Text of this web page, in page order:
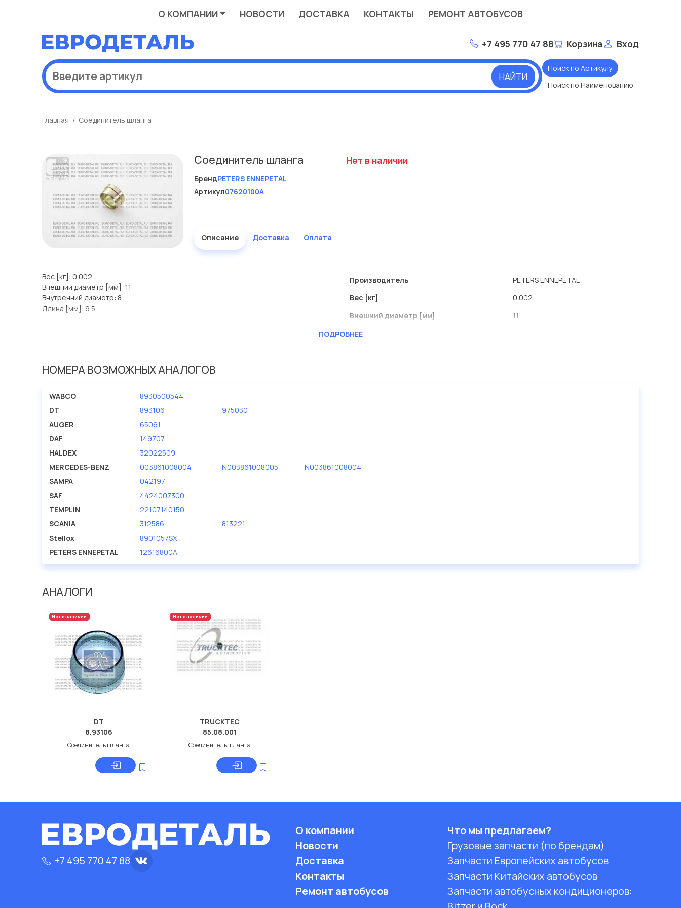
О КОМПАНИИ НОВОСТИ ДОСТАВКА КОНТАКТЫ РЕМОНТ АВТОБУСОВ
+7 495 770 47 88 Корзина Вход
НАЙТИ
Поиск по Артикулу
Поиск по Наименованию
Главная Соединитель шланга
Соединитель шланга
БрендPETERS ENNEPETAL
Артикул07620100A
Нет в наличии
Описание Доставка Оплата
Вес [кг]: 0.002
Внешний диаметр [мм]: 11
Внутренний диаметр: 8
Длина [мм]: 9.5
Производитель
PETERS ENNEPETAL
Вес [кг]
0.002
Внешний диаметр [мм]
11
Внутренний диаметр
ПОДРОБНЕЕ
НОМЕРА ВОЗМОЖНЫХ АНАЛОГОВ
WABCO
8930500544
DT
893106
975030
AUGER
65061
DAF
149707
HALDEX
32022509
MERCEDES-BENZ
003861008004 N003861008005
N003861008004
SAMPA
042197
SAF
4424007300
TEMPLIN
22107140150
SCANIA
312586
813221
Stellox
8901057SX
PETERS ENNEPETAL
12616800A
АНАЛОГИ
Нет в наличии
DT
8.93106
Соединитель шланга
Нет в наличии
TRUCKTEC
85.08.001
Соединитель шланга
+7 495 770 47 88
О компании
Новости
Доставка
Контакты
Ремонт автобусов
Что мы предлагаем?
Грузовые запчасти (по брендам)
Запчасти Европейских автобусов
Запчасти Китайских автобусов
Запчасти автобусных кондиционеров: